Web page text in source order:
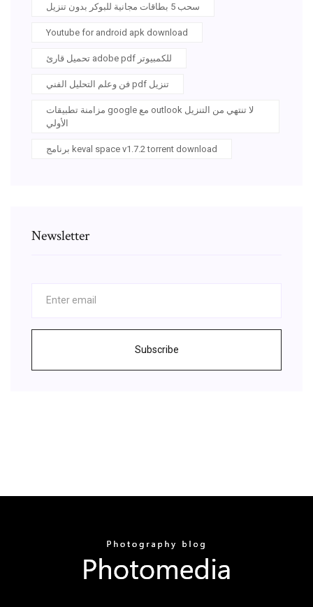
سحب 5 بطاقات مجانية للبوكر بدون تنزيل
Youtube for android apk download
تحميل قارئ adobe pdf للكمبيوتر
فن وعلم التحليل الفني pdf تنزيل
مزامنة تطبيقات google مع outlook لا تنتهي من التنزيل
الأولي
برنامج keval space v1.7.2 torrent download
Newsletter
Subscribe